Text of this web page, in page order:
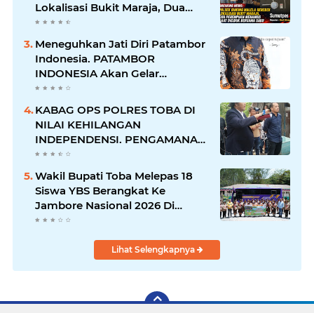
Lokalisasi Bukit Maraja, Dua
Perempuan Menangis Saat
Diciduk Bersama Sabu
Meneguhkan Jati Diri Patambor
Indonesia. PATAMBOR
INDONESIA Akan Gelar
RAKERNAS II Di Jakarta.
KABAG OPS POLRES TOBA DI
NILAI KEHILANGAN
INDEPENDENSI. PENGAMANAN
PENEMBOKAN TANAH DI
LAGUBOTI DAPAT SOROTAN.
Wakil Bupati Toba Melepas 18
Siswa YBS Berangkat Ke
Jambore Nasional 2026 Di
Cibubur.
Lihat Selengkapnya